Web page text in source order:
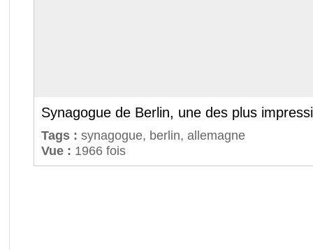
Synagogue de Berlin, une des plus
Tags : synagogue, berlin, allemagne
Vue : 1966 fois